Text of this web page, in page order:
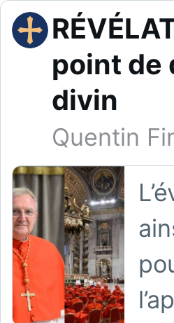
point de
divin
Quentin